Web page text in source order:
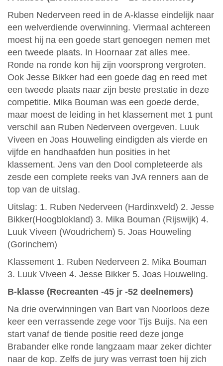
Ruben Nederveen reed in de A-klasse eindelijk naar
een welverdiende overwinning. Viermaal achtereen
moest hij na een goede start genoegen nemen met
een tweede plaats. In Hoornaar zat alles mee.
Ronde na ronde kon hij zijn voorsprong vergroten.
Ook Jesse Bikker had een goede dag en reed met
een tweede plaats naar zijn beste prestatie in deze
competitie. Mika Bouman was een goede derde,
maar moest de leiding in het klassement met 1 punt
verschil aan Ruben Nederveen overgeven. Luuk
Viveen en Joas Houweling eindigden als vierde en
vijfde en handhaafden hun posities in het
klassement. Jens van den Dool completeerde als
zesde een complete reeks van JvA renners aan de
top van de uitslag.
Uitslag: 1. Ruben Nederveen (Hardinxveld) 2. Jesse
Bikker(Hoogblokland) 3. Mika Bouman (Rijswijk) 4.
Luuk Viveen (Woudrichem) 5. Joas Houweling
(Gorinchem)
Klassement 1. Ruben Nederveen 2. Mika Bouman
3. Luuk Viveen 4. Jesse Bikker 5. Joas Houweling.
B-klasse (Recreanten -45 jr -52 deelnemers)
Na drie overwinningen van Bart van Noorloos deze
keer een verrassende zege voor Tijs Buijs. Na een
start vanaf de tiende positie reed deze jonge
Brabander elke ronde langzaam maar zeker dichter
naar de kop. Zelfs de jury was verrast toen hij zich